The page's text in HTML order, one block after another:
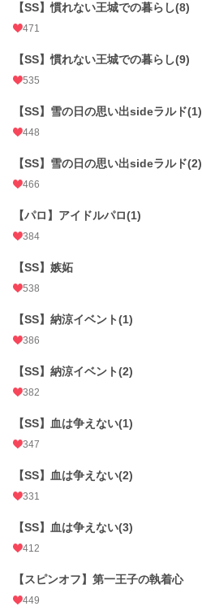
【SS】慣れない王城での暮らし(8)
471
【SS】慣れない王城での暮らし(9)
535
【SS】雪の日の思い出sideラルド(1)
448
【SS】雪の日の思い出sideラルド(2)
466
【パロ】アイドルパロ(1)
384
【SS】嫉妬
538
【SS】納涼イベント(1)
386
【SS】納涼イベント(2)
382
【SS】血は争えない(1)
347
【SS】血は争えない(2)
331
【SS】血は争えない(3)
412
【スピンオフ】第一王子の執着心
449